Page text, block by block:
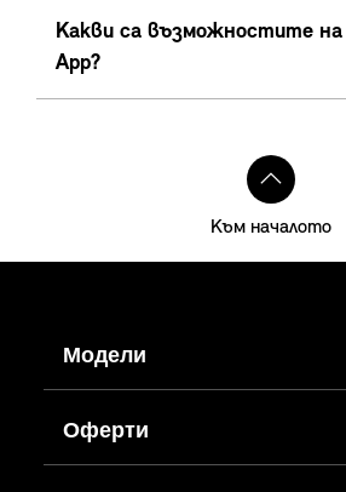
Какви са възможностите на
App?
Към началото
Модели
Оферти